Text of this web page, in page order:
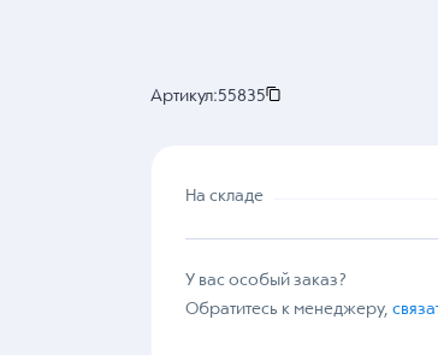
Артикул:55835
На складе
У вас особый заказ?
Обратитесь к менеджеру,